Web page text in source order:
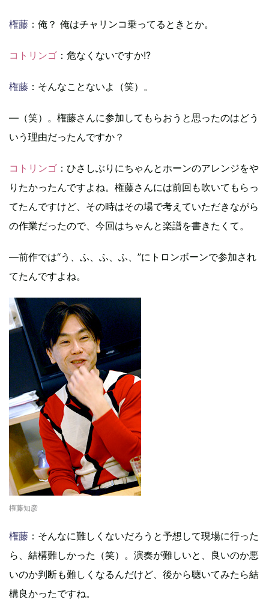
権藤 ：俺？ 俺はチャリンコ乗ってるときとか。
コトリンゴ ：危なくないですか!?
権藤 ：そんなことないよ（笑）。
―（笑）。権藤さんに参加してもらおうと思ったのはどう
いう理由だったんですか？
コトリンゴ ：ひさしぶりにちゃんとホーンのアレンジをや
りたかったんですよね。権藤さんには前回も吹いてもらっ
てたんですけど、その時はその場で考えていただきながら
の作業だったので、今回はちゃんと楽譜を書きたくて。
―前作では“う、ふ、ふ、ふ、”にトロンボーンで参加され
てたんですよね。
権藤知彦
権藤 ：そんなに難しくないだろうと予想して現場に行った
ら、結構難しかった（笑）。演奏が難しいと、良いのか悪
いのか判断も難しくなるんだけど、後から聴いてみたら結
構良かったですね。